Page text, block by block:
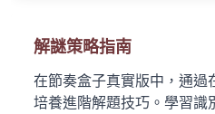
解謎策略指南
在節奏盒子真實版中，通過
培養進階解題技巧。學習識